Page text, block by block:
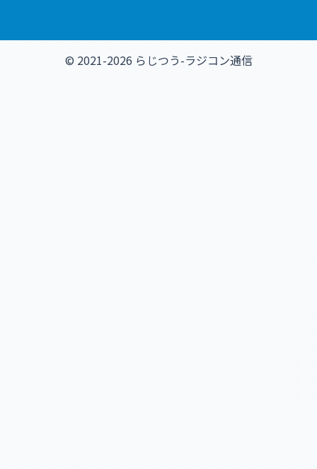
© 2021-2026 らじつう-ラジコン通信